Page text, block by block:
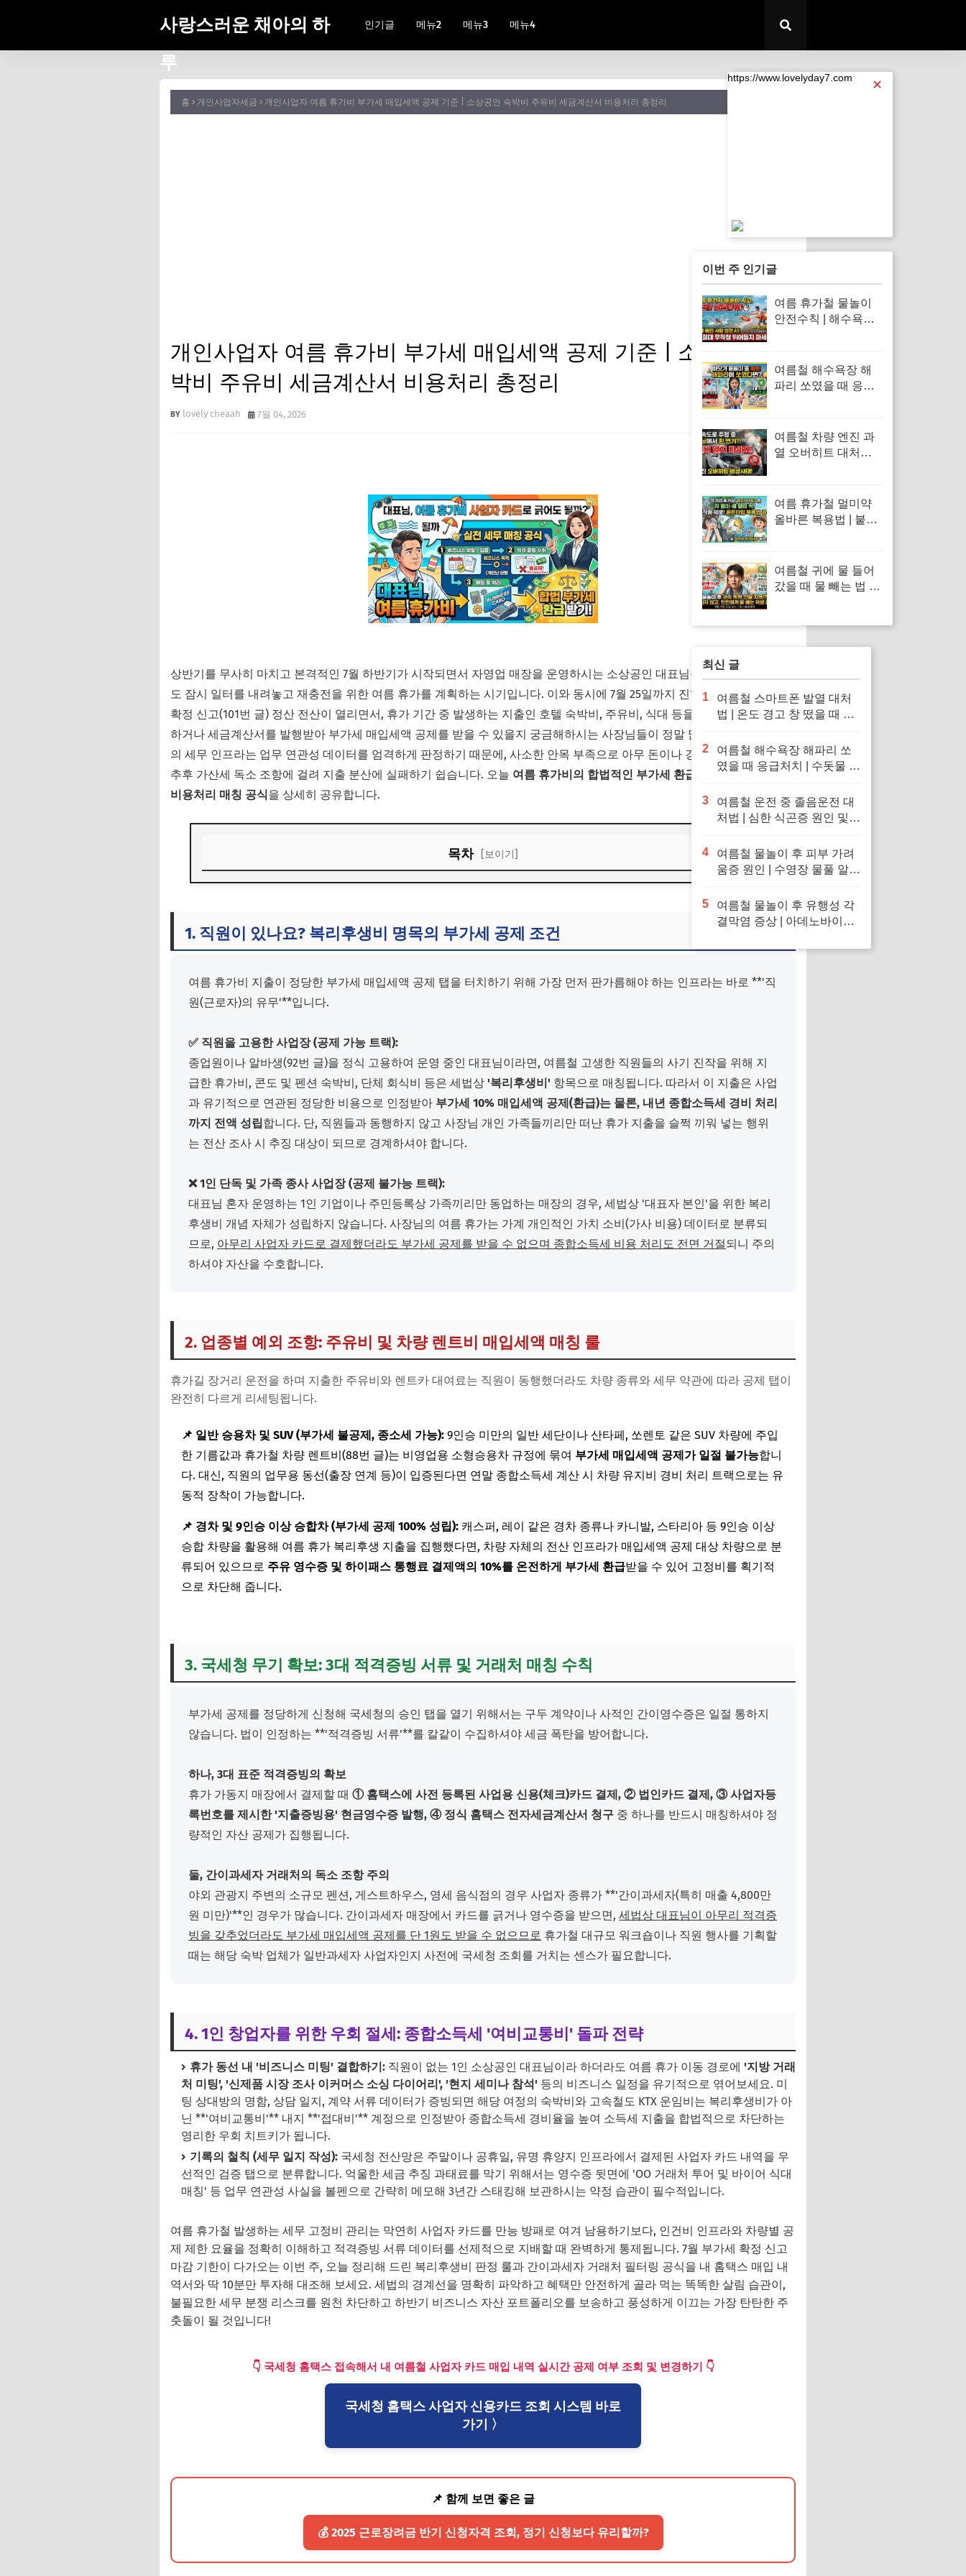
사랑스러운 채아의 하
루
인기글 메뉴2 메뉴3 메뉴4
홈 개인사업자세금 개인사업자 여름 휴가비 부가세 매입세액 공제 기준 | 소상공인 숙박비 주유비 세금계산서 비용처리 총정리
개인사업자 여름 휴가비 부가세 매입세액 공제 기준 | 소상공인 숙
박비 주유비 세금계산서 비용처리 총정리
lovely cheaah 7월 04, 2026
상반기를 무사히 마치고 본격적인 7월 하반기가 시작되면서 자영업 매장을 운영하시는 소상공인 대표님들과 1인 기업가분들
도 잠시 일터를 내려놓고 재충전을 위한 여름 휴가를 계획하는 시기입니다. 이와 동시에 7월 25일까지 진행되는 부가가치세
확정 신고(101번 글) 정산 전산이 열리면서, 휴가 기간 중 발생하는 지출인 호텔 숙박비, 주유비, 식대 등을 사업용 카드로 결제
하거나 세금계산서를 발행받아 부가세 매입세액 공제를 받을 수 있을지 궁금해하시는 사장님들이 정말 많으신데요. 국세청
의 세무 인프라는 업무 연관성 데이터를 엄격하게 판정하기 때문에, 사소한 안목 부족으로 아무 돈이나 경비 처리를 했다가
추후 가산세 독소 조항에 걸려 지출 분산에 실패하기 쉽습니다. 오늘 여름 휴가비의 합법적인 부가세 환급 기준과 종합소득세
비용처리 매칭 공식을 상세히 공유합니다.
목차 [보이기]
3. 국세청 무기 확보: 3대 적격증빙 서류 및 거래처 매칭 수칙
4. 1인 창업자를 위한 우회 절세: 종합소득세 '여비교통비' 돌파 전략
1. 직원이 있나요? 복리후생비 명목의 부가세 공제 조건
여름 휴가비 지출이 정당한 부가세 매입세액 공제 탭을 터치하기 위해 가장 먼저 판가름해야 하는 인프라는 바로 **'직
원(근로자)의 유무'**입니다.
✅ 직원을 고용한 사업장 (공제 가능 트랙):
종업원이나 알바생(92번 글)을 정식 고용하여 운영 중인 대표님이라면, 여름철 고생한 직원들의 사기 진작을 위해 지
급한 휴가비, 콘도 및 펜션 숙박비, 단체 회식비 등은 세법상 '복리후생비' 항목으로 매칭됩니다. 따라서 이 지출은 사업
과 유기적으로 연관된 정당한 비용으로 인정받아 부가세 10% 매입세액 공제(환급)는 물론, 내년 종합소득세 경비 처리
까지 전액 성립합니다. 단, 직원들과 동행하지 않고 사장님 개인 가족들끼리만 떠난 휴가 지출을 슬쩍 끼워 넣는 행위
는 전산 조사 시 추징 대상이 되므로 경계하셔야 합니다.
❌ 1인 단독 및 가족 종사 사업장 (공제 불가능 트랙):
대표님 혼자 운영하는 1인 기업이나 주민등록상 가족끼리만 동업하는 매장의 경우, 세법상 '대표자 본인'을 위한 복리
후생비 개념 자체가 성립하지 않습니다. 사장님의 여름 휴가는 가계 개인적인 가치 소비(가사 비용) 데이터로 분류되
므로, 아무리 사업자 카드로 결제했더라도 부가세 공제를 받을 수 없으며 종합소득세 비용 처리도 전면 거절되니 주의
하셔야 자산을 수호합니다.
2. 업종별 예외 조항: 주유비 및 차량 렌트비 매입세액 매칭 룰
휴가길 장거리 운전을 하며 지출한 주유비와 렌트카 대여료는 직원이 동행했더라도 차량 종류와 세무 약관에 따라 공제 탭이
완전히 다르게 리세팅됩니다.
📌 일반 승용차 및 SUV (부가세 불공제, 종소세 가능): 9인승 미만의 일반 세단이나 산타페, 쏘렌토 같은 SUV 차량에 주입
한 기름값과 휴가철 차량 렌트비(88번 글)는 비영업용 소형승용차 규정에 묶여 부가세 매입세액 공제가 일절 불가능합니
다. 대신, 직원의 업무용 동선(출장 연계 등)이 입증된다면 연말 종합소득세 계산 시 차량 유지비 경비 처리 트랙으로는 유
동적 장착이 가능합니다.
📌 경차 및 9인승 이상 승합차 (부가세 공제 100% 성립): 캐스퍼, 레이 같은 경차 종류나 카니발, 스타리아 등 9인승 이상
승합 차량을 활용해 여름 휴가 복리후생 지출을 집행했다면, 차량 자체의 전산 인프라가 매입세액 공제 대상 차량으로 분
류되어 있으므로 주유 영수증 및 하이패스 통행료 결제액의 10%를 온전하게 부가세 환급받을 수 있어 고정비를 획기적
으로 차단해 줍니다.
3. 국세청 무기 확보: 3대 적격증빙 서류 및 거래처 매칭 수칙
부가세 공제를 정당하게 신청해 국세청의 승인 탭을 열기 위해서는 구두 계약이나 사적인 간이영수증은 일절 통하지
않습니다. 법이 인정하는 **'적격증빙 서류'**를 칼같이 수집하셔야 세금 폭탄을 방어합니다.
하나, 3대 표준 적격증빙의 확보
휴가 가동지 매장에서 결제할 때 ① 홈택스에 사전 등록된 사업용 신용(체크)카드 결제, ② 법인카드 결제, ③ 사업자등
록번호를 제시한 '지출증빙용' 현금영수증 발행, ④ 정식 홈택스 전자세금계산서 청구 중 하나를 반드시 매칭하셔야 정
량적인 자산 공제가 집행됩니다.
둘, 간이과세자 거래처의 독소 조항 주의
야외 관광지 주변의 소규모 펜션, 게스트하우스, 영세 음식점의 경우 사업자 종류가 **'간이과세자(특히 매출 4,800만
원 미만)'**인 경우가 많습니다. 간이과세자 매장에서 카드를 긁거나 영수증을 받으면, 세법상 대표님이 아무리 적격증
빙을 갖추었더라도 부가세 매입세액 공제를 단 1원도 받을 수 없으므로 휴가철 대규모 워크숍이나 직원 행사를 기획할
때는 해당 숙박 업체가 일반과세자 사업자인지 사전에 국세청 조회를 거치는 센스가 필요합니다.
4. 1인 창업자를 위한 우회 절세: 종합소득세 '여비교통비' 돌파 전략
휴가 동선 내 '비즈니스 미팅' 결합하기: 직원이 없는 1인 소상공인 대표님이라 하더라도 여름 휴가 이동 경로에 '지방 거래
처 미팅', '신제품 시장 조사 이커머스 소싱 다이어리', '현지 세미나 참석' 등의 비즈니스 일정을 유기적으로 엮어보세요. 미
팅 상대방의 명함, 상담 일지, 계약 서류 데이터가 증빙되면 해당 여정의 숙박비와 고속철도 KTX 운임비는 복리후생비가 아
닌 **'여비교통비'** 내지 **'접대비'** 계정으로 인정받아 종합소득세 경비율을 높여 소득세 지출을 합법적으로 차단하는
영리한 우회 치트키가 됩니다.
기록의 철칙 (세무 일지 작성): 국세청 전산망은 주말이나 공휴일, 유명 휴양지 인프라에서 결제된 사업자 카드 내역을 우
선적인 검증 탭으로 분류합니다. 억울한 세금 추징 과태료를 막기 위해서는 영수증 뒷면에 'OO 거래처 투어 및 바이어 식대
매칭' 등 업무 연관성 사실을 볼펜으로 간략히 메모해 3년간 스태킹해 보관하시는 약정 습관이 필수적입니다.
여름 휴가철 발생하는 세무 고정비 관리는 막연히 사업자 카드를 만능 방패로 여겨 남용하기보다, 인건비 인프라와 차량별 공
제 제한 요율을 정확히 이해하고 적격증빙 서류 데이터를 선제적으로 지배할 때 완벽하게 통제됩니다. 7월 부가세 확정 신고
마감 기한이 다가오는 이번 주, 오늘 정리해 드린 복리후생비 판정 룰과 간이과세자 거래처 필터링 공식을 내 홈택스 매입 내
역서와 딱 10분만 투자해 대조해 보세요. 세법의 경계선을 명확히 파악하고 혜택만 안전하게 골라 먹는 똑똑한 살림 습관이,
불필요한 세무 분쟁 리스크를 원천 차단하고 하반기 비즈니스 자산 포트폴리오를 보송하고 풍성하게 이끄는 가장 탄탄한 주
춧돌이 될 것입니다!
👇 국세청 홈택스 접속해서 내 여름철 사업자 카드 매입 내역 실시간 공제 여부 조회 및 변경하기 👇
국세청 홈택스 사업자 신용카드 조회 시스템 바로
가기 〉
📌 함께 보면 좋은 글
💰 2025 근로장려금 반기 신청자격 조회, 정기 신청보다 유리할까?
✕
https://www.lovelyday7.com
이번 주 인기글
여름 휴가철 물놀이
안전수칙 | 해수욕장
(CPR) 및 응급조치
방법
여름철 해수욕장 해
파리 쏘였을 때 응급
바닷물 세척 수칙
여름철 차량 엔진 과
열 오버히트 대처법 |
냉각수 점검 방법
여름 휴가철 멀미약
올바른 복용법 | 붙이
타이밍 총정리
여름철 귀에 물 들어
갔을 때 물 빼는 법 |
최신 글
1
여름철 스마트폰 발열 대처
법 | 온도 경고 창 떴을 때 응
입 금지 이유
2
여름철 해수욕장 해파리 쏘
였을 때 응급처치 | 수돗물 세
닷물 세척 수칙
3
여름철 운전 중 졸음운전 대
처법 | 심한 식곤증 원인 및
퇴치 응급처치 수칙
4
여름철 물놀이 후 피부 가려
움증 원인 | 수영장 물풀 알레
급처치 수칙
5
여름철 물놀이 후 유행성 각
결막염 증상 | 아데노바이러
눈 충혈 응급처치 수칙